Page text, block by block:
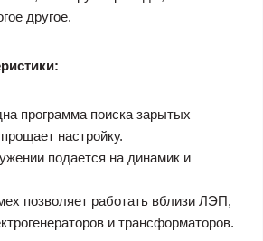
другое.
программа поиска зарытых
настройку.
подается на динамик и
позволяет работать вблизи ЛЭП,
и трансформаторов.